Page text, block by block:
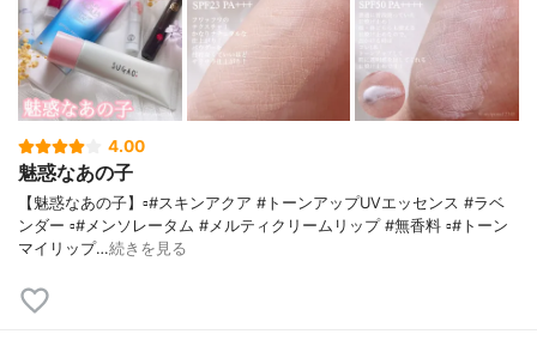
4.00
魅惑なあの子
【魅惑なあの子】▫️#スキンアクア #トーンアップUVエッセンス #ラベ
ンダー ▫️#メンソレータム #メルティクリームリップ #無香料 ▫️#トーン
マイリップ…続きを見る